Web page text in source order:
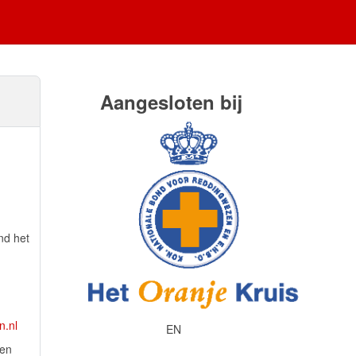
het
Aangesloten bij
EN